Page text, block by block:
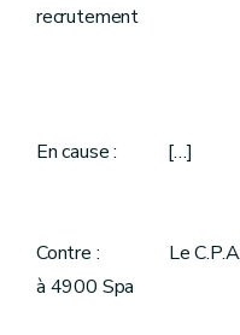
recrutement
En cause : […]
Contre : Le C.P.A.S
à 4900 Spa